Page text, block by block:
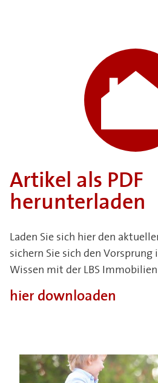
Artikel als PDF
herunterladen
Laden Sie sich hier den
sichern Sie sich den
Wissen mit der LBS
hier downloaden